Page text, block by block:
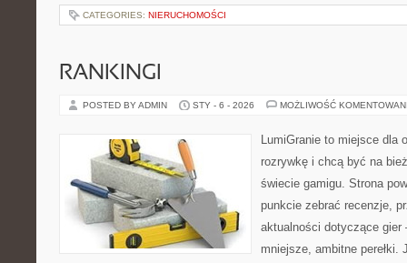
CATEGORIES: NIERUCHOMOŚCI
RANKINGI
POSTED BY ADMIN STY - 6 - 2026 MOŻLIWOŚĆ
LumiGranie to miejsce dla
rozrywkę i chcą być na
świecie gamigu. Strona
punkcie zebrać recenzje,
aktualności dotyczące gier
mniejsze, ambitne perełki.